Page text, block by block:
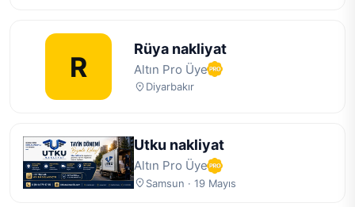
R
Rüya nakliyat
Altın Pro Üye
Diyarbakır
Utku nakliyat
Altın Pro Üye
Samsun · 19 Mayıs